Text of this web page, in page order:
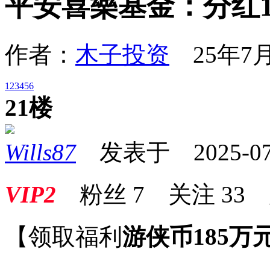
平安喜樂基金：分红
作者： 木子投资 25年7
1 23456
21楼
Wills87发表于 2025-
VIP2 粉丝 7 关注 33
【领取福利 游侠币185万